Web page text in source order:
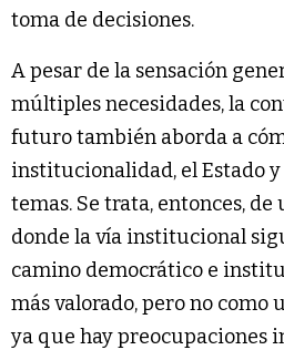
toma de decisiones.
A pesar de la sensación
múltiples necesidades, la
futuro también aborda a
institucionalidad, el Estado
temas. Se trata, entonces,
donde la vía institucional
camino democrático e
más valorado, pero no como
ya que hay preocupaciones